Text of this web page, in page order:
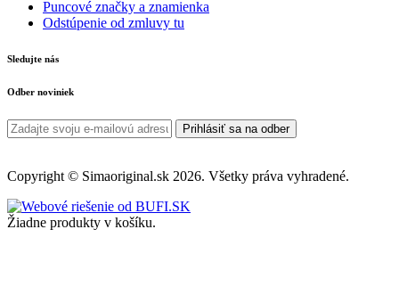
Puncové značky a znamienka
Odstúpenie od zmluvy tu
Sledujte nás
Odber noviniek
Prihlásiť sa na odber
Copyright © Simaoriginal.sk 2026. Všetky práva vyhradené.
Žiadne produkty v košíku.